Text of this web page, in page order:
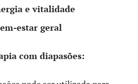
e vitalidade
estar geral
com diapasões: